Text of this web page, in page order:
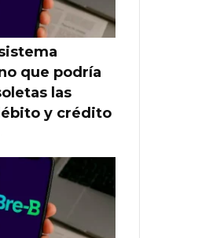
que podría
las
y crédito